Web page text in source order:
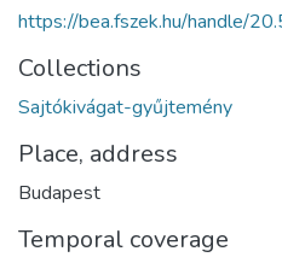
https://bea.fszek.hu/handle/
Collections
Sajtókivágat-gyűjtemény
Place, address
Budapest
Temporal coverage